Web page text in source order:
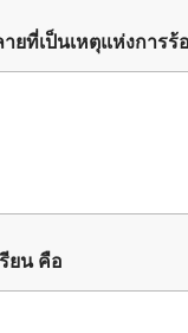
ยที่เป็นเหตุแห่งการ
ยน คือ